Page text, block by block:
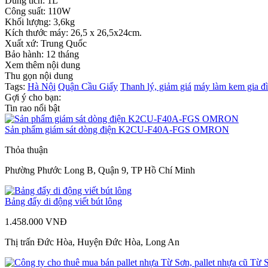
Công suất: 110W
Khối lượng: 3,6kg
Kích thước máy: 26,5 x 26,5x24cm.
Xuất xứ: Trung Quốc
Bảo hành: 12 tháng
Xem thêm nội dung
Thu gọn nội dung
Tags: Hà Nội Quận Cầu Giấy Thanh lý, giảm giá máy làm kem gia
Gợi ý cho bạn:
Tin rao nổi bật
Sản phẩm giám sát dòng điện K2CU-F40A-FGS OMRON
Thỏa thuận
Phường Phước Long B, Quận 9, TP Hồ Chí Minh
Bảng đẩy di động viết bút lông
1.458.000 VNĐ
Thị trấn Đức Hòa, Huyện Đức Hòa, Long An